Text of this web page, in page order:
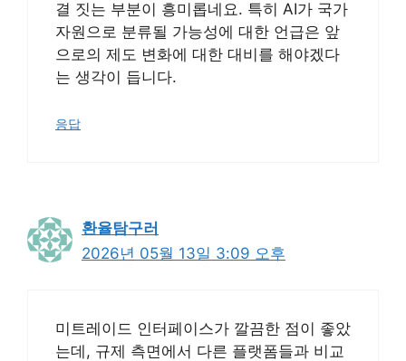
결 짓는 부분이 흥미롭네요. 특히 AI가 국가
자원으로 분류될 가능성에 대한 언급은 앞
으로의 제도 변화에 대한 대비를 해야겠다
는 생각이 듭니다.
응답
환율탐구러
2026년 05월 13일 3:09 오후
미트레이드 인터페이스가 깔끔한 점이 좋았
는데, 규제 측면에서 다른 플랫폼들과 비교